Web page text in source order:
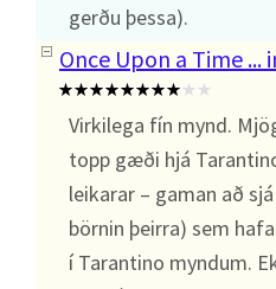
gerðu þessa).
Once Upon a Time
Virkilega fín mynd.
topp gæði hjá
leikarar – gaman að
börnin þeirra) sem
í Tarantino myndum.